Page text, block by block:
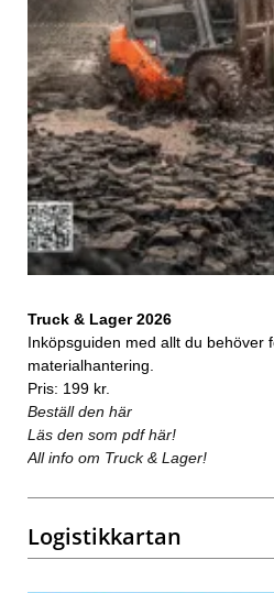
Truck & Lager 2026
Inköpsguiden med allt du behöver
materialhantering.
Pris: 199 kr.
Beställ den här
Läs den som pdf här!
All info om Truck & Lager!
Logistikkartan